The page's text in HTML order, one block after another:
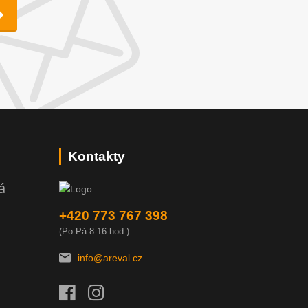
Kontakty
+420 773 767 398
(Po-Pá 8-16 hod.)
info@areval.cz